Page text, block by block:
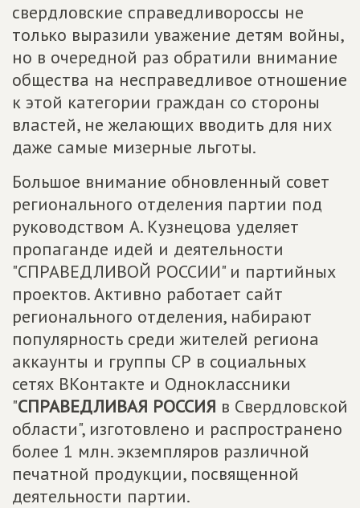
свердловские справедливороссы не
только выразили уважение детям войны,
но в очередной раз обратили внимание
общества на несправедливое отношение
к этой категории граждан со стороны
властей, не желающих вводить для них
даже самые мизерные льготы.
Большое внимание обновленный совет
регионального отделения партии под
руководством А. Кузнецова уделяет
пропаганде идей и деятельности
"СПРАВЕДЛИВОЙ РОССИИ" и партийных
проектов. Активно работает сайт
регионального отделения, набирают
популярность среди жителей региона
аккаунты и группы СР в социальных
сетях ВКонтакте и Одноклассники
"СПРАВЕДЛИВАЯ РОССИЯ в Свердловской
области", изготовлено и распространено
более 1 млн. экземпляров различной
печатной продукции, посвященной
деятельности партии.